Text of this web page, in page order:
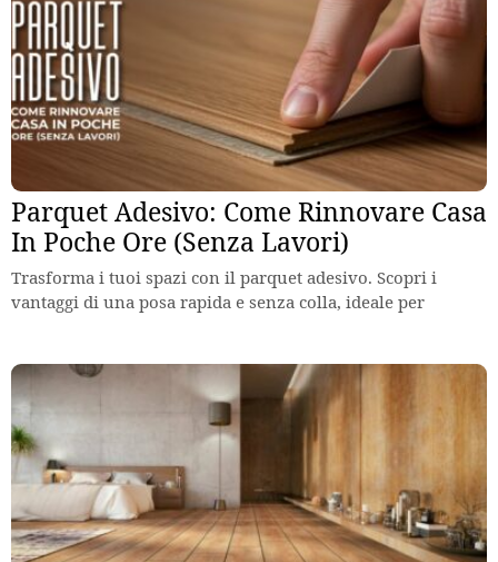
Parquet Adesivo: Come Rinnovare Casa
In Poche Ore (Senza Lavori)
Trasforma i tuoi spazi con il parquet adesivo. Scopri i
vantaggi di una posa rapida e senza colla, ideale per